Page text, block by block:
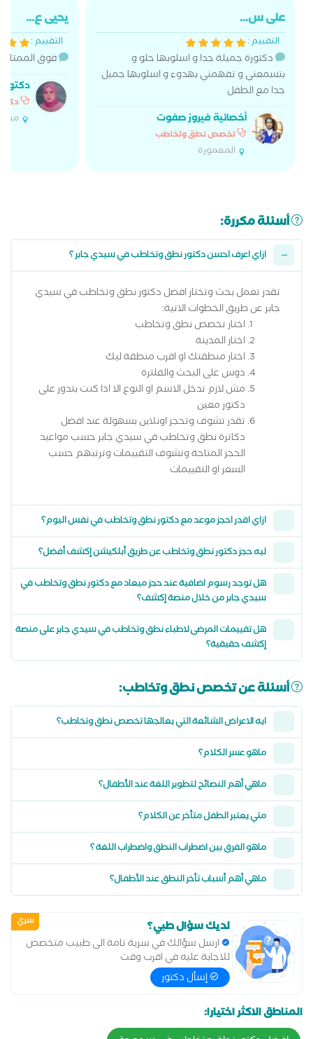
على س...
التقييم :
دكتورة جميلة جدا و اسلوبها حلو و
بتسمعني و تفهمني بهدوء و اسلوبها جميل
جدا مع الطفل
أخصائية فيروز صفوت
تخصص نطق وتخاطب
المعمورة
يحيى ع...
التقييم :
فوق
أسئلة مكررة:
ازاي اعرف احسن دكتور نطق وتخاطب في سيدي جابر ؟
تقدر تعمل بحث وتختار افضل دكتور نطق وتخاطب في سيدي
جابر عن طريق الخطوات الاتية:
اختار تخصص نطق وتخاطب
اختار المدينة
اختار منطقتك او اقرب منطقة ليك
دوس على البحث والفلترة
مش لازم تدخل الاسم او النوع الا اذا كنت بتدور على
دكتور معين
تقدر تشوف وتحجز اونلاين بسهولة عند افضل
دكاترة نطق وتخاطب في سيدي جابر حسب مواعيد
الحجز المتاحة وتشوف التقييمات وترتبهم حسب
السعر او التقييمات
ازاي اقدر احجز موعد مع دكتور نطق وتخاطب في نفس اليوم؟
ليه حجز دكتور نطق وتخاطب عن طريق أبلكيشن إكشف أفضل؟
هل توجد رسوم اضافية عند حجز ميعاد مع دكتور نطق وتخاطب في
سيدي جابر من خلال منصة إكشف؟
هل تقييمات المرضى لاطباء نطق وتخاطب في سيدي جابر على منصة
إكشف حقيقية؟
أسئلة عن تخصص نطق وتخاطب:
ايه الاعراض الشائعة التي يعالجها تخصص نطق وتخاطب؟
ماهو عسر الكلام؟
ماهي أهم النصائح لتطوير اللغة عند الأطفال؟
متي يعتبر الطفل متأخر عن الكلام؟
ماهو الفرق بين اضطراب النطق واضطراب اللغة ؟
ماهي أهم أسباب تأخر النطق عند الأطفال؟
سري لديك سؤال طبي؟
ارسل سؤالك في سرية تامة الى طبيب متخصص
للاجابة عليه في اقرب وقت
إسأل دكتور
المناطق الاكثر اختيارا: